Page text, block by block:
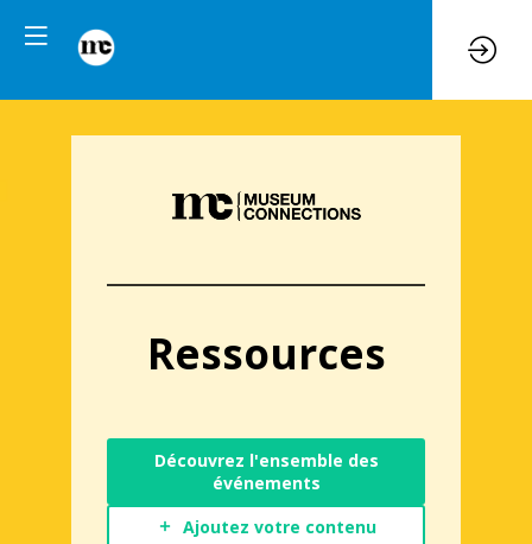
Ressources
Découvrez l'ensemble des
événements
Ajoutez votre contenu